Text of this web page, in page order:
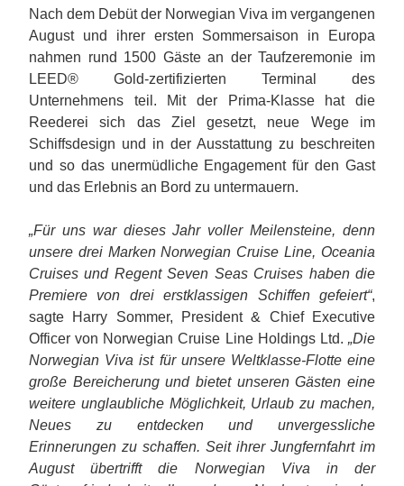
Nach dem Debüt der Norwegian Viva im vergangenen
August und ihrer ersten Sommersaison in Europa
nahmen rund 1500 Gäste an der Taufzeremonie im
LEED® Gold-zertifizierten Terminal des
Unternehmens teil. Mit der Prima-Klasse hat die
Reederei sich das Ziel gesetzt, neue Wege im
Schiffsdesign und in der Ausstattung zu beschreiten
und so das unermüdliche Engagement für den Gast
und das Erlebnis an Bord zu untermauern.
„Für uns war dieses Jahr voller Meilensteine, denn
unsere drei Marken Norwegian Cruise Line, Oceania
Cruises und Regent Seven Seas Cruises haben die
Premiere von drei erstklassigen Schiffen gefeiert“,
sagte Harry Sommer, President & Chief Executive
Officer von Norwegian Cruise Line Holdings Ltd. „Die
Norwegian Viva ist für unsere Weltklasse-Flotte eine
große Bereicherung und bietet unseren Gästen eine
weitere unglaubliche Möglichkeit, Urlaub zu machen,
Neues zu entdecken und unvergessliche
Erinnerungen zu schaffen. Seit ihrer Jungfernfahrt im
August übertrifft die Norwegian Viva in der